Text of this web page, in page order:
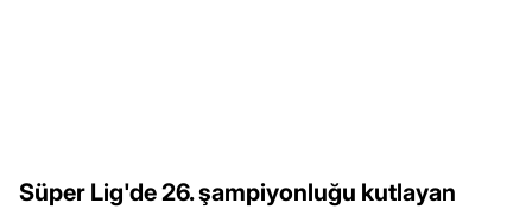
Süper Lig'de 26. şampiyonluğu kutlayan